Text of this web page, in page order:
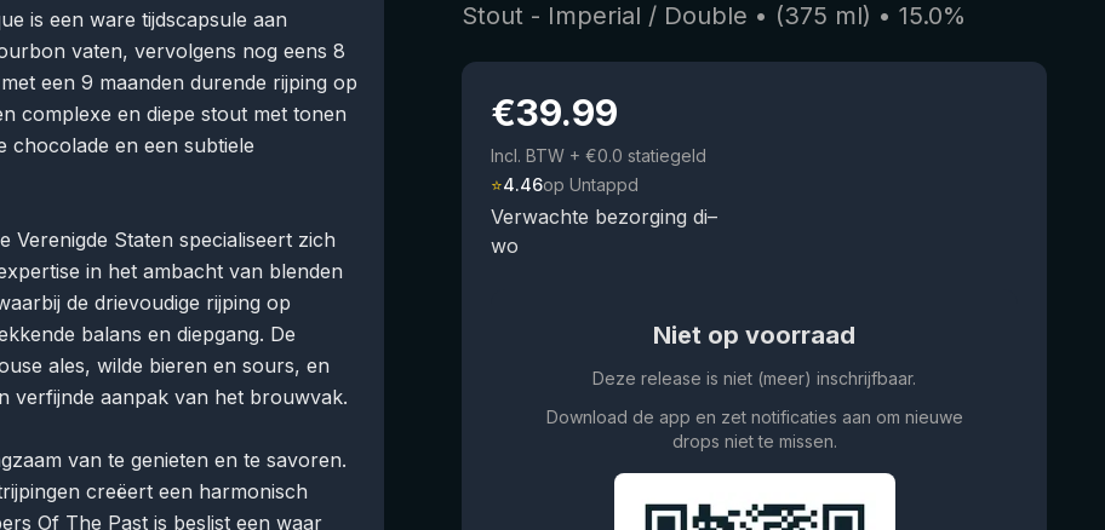
Brouwerijen
Bierstijlen
is een ware tijdscapsule aan
vaten, vervolgens nog eens 8
een 9 maanden durende rijping op
complexe en diepe stout met tonen
en een subtiele
Verenigde Staten specialiseert zich
in het ambacht van blenden
de drievoudige rijping op
balans en diepgang. De
ales, wilde bieren en sours, en
verfijnde aanpak van het brouwvak.
van te genieten en te savoren.
creëert een harmonisch
Of The Past is beslist een waar
Stout - Imperial / Double • (375 ml) •15.0%
€39.99
Incl. BTW + €0.0 statiegeld
⭐4.46op Untappd
Verwachte bezorging di–
wo
Niet op voorraad
Deze release is niet (meer) inschrijfbaar.
Download de app en zet notificaties aan om nieuwe
drops niet te missen.